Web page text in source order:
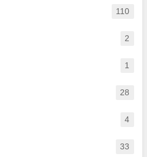
110
2
1
28
4
33